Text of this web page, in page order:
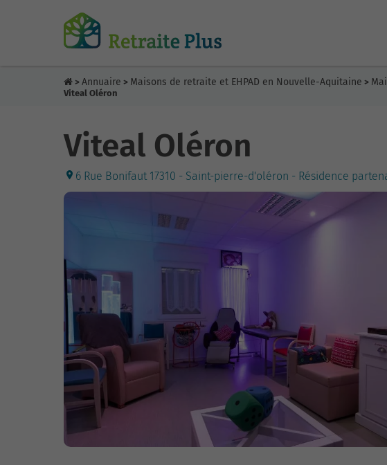
> Annuaire > Maisons de retraite et EHPAD en Nouvelle-Aquitaine >
Viteal Oléron
Viteal Oléron
6 Rue Bonifaut 17310 - Saint-pierre-d'oléron - Résidence